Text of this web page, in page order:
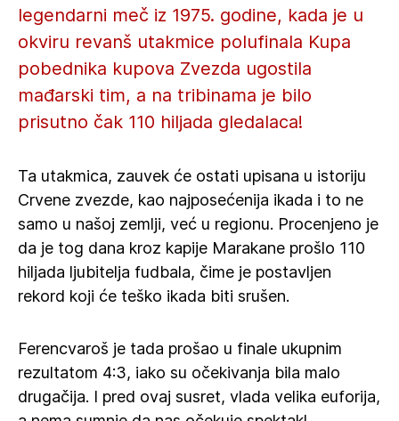
legendarni meč iz 1975. godine, kada je u
okviru revanš utakmice polufinala Kupa
pobednika kupova Zvezda ugostila
mađarski tim, a na tribinama je bilo
prisutno čak 110 hiljada gledalaca!
Ta utakmica, zauvek će ostati upisana u istoriju
Crvene zvezde, kao najposećenija ikada i to ne
samo u našoj zemlji, već u regionu. Procenjeno je
da je tog dana kroz kapije Marakane prošlo 110
hiljada ljubitelja fudbala, čime je postavljen
rekord koji će teško ikada biti srušen.
Ferencvaroš je tada prošao u finale ukupnim
rezultatom 4:3, iako su očekivanja bila malo
drugačija. I pred ovaj susret, vlada velika euforija,